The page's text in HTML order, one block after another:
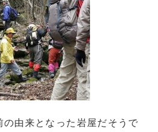
の由来となった岩屋だそうで